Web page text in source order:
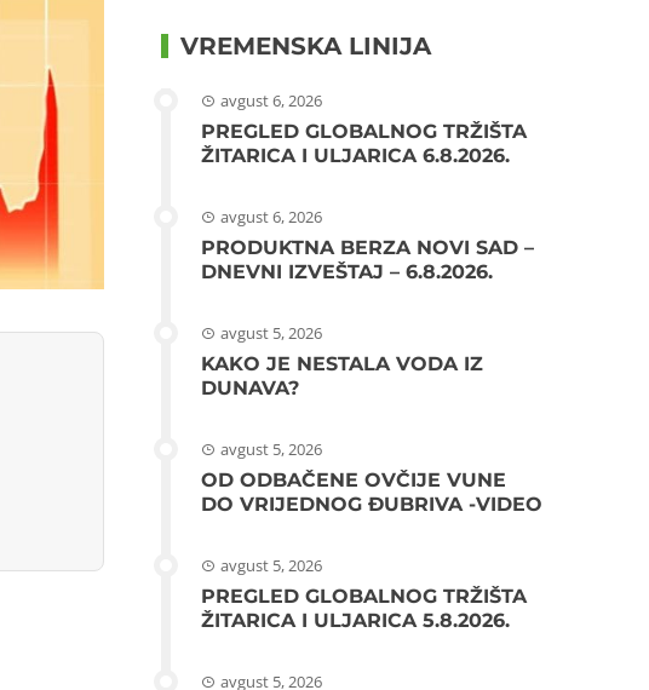
VREMENSKA LINIJA
avgust 6, 2026
PREGLED GLOBALNOG TRŽIŠTA
ŽITARICA I ULJARICA 6.8.2026.
avgust 6, 2026
PRODUKTNA BERZA NOVI SAD –
DNEVNI IZVEŠTAJ – 6.8.2026.
avgust 5, 2026
KAKO JE NESTALA VODA IZ
DUNAVA?
avgust 5, 2026
OD ODBAČENE OVČIJE VUNE
DO VRIJEDNOG ĐUBRIVA -VIDEO
avgust 5, 2026
PREGLED GLOBALNOG TRŽIŠTA
ŽITARICA I ULJARICA 5.8.2026.
avgust 5, 2026